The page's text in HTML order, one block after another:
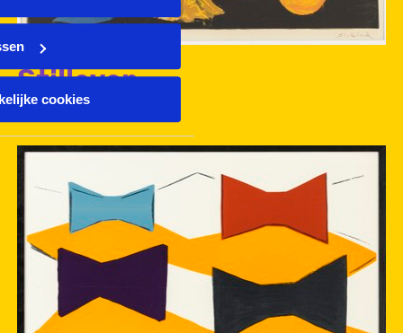
cookies
Stilleven